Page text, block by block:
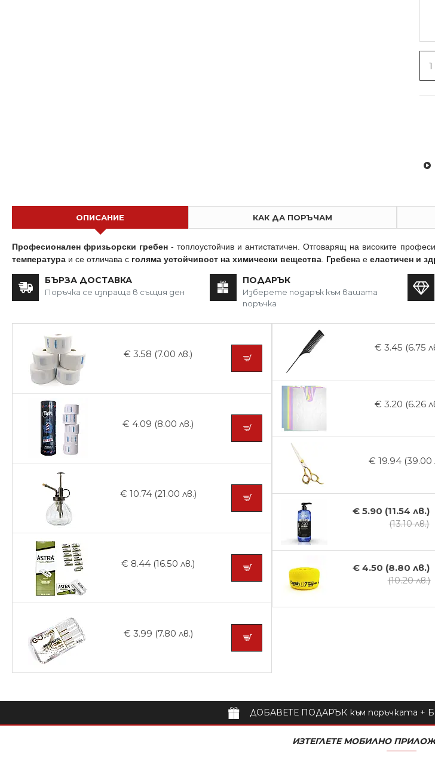
ОПИСАНИЕ КАК ДА ПОРЪЧАМ
Професионален фризьорски гребен - топлоустойчив и антистатичен. Отговарящ на високите
температура и се отличава с голяма устойчивост на химически вещества Гребена е еластичен и
БЪРЗА ДОСТАВКА
Поръчка се изпраща в същия ден
ПОДАРЪК
Изберете подарък към вашата
поръчка
€ 3.58 (7.00 лв.)
€ 4.09 (8.00 лв.)
€ 10.74 (21.00 лв.)
€ 8.44 (16.50 лв.)
€ 3.99 (7.80 лв.)
€ 3.45 (6.75
€ 3.20 (6.26
€ 19.94 (39.00
€ 5.90 (11.54 лв.)
(13.10 лв.)
€ 4.50 (8.80 лв.)
(10.20 лв.)
ДОБАВЕТЕ ПОДАРЪК към поръчката +
ИЗТЕГЛЕТЕ МОБИЛНО